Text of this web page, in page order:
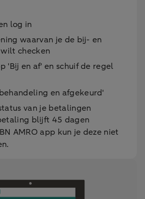
log in
waarvan je de bij- en
checken
'Bij en af' en schuif de regel
en afgekeurd'
van je betalingen
blijft 45 dagen
AMRO app kun je deze niet